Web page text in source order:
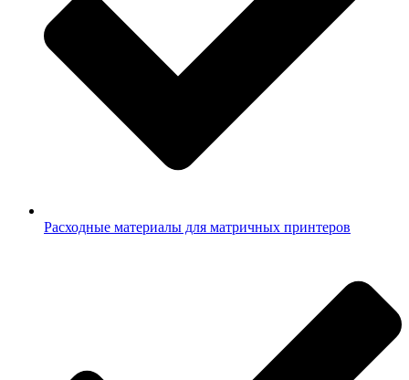
Расходные материалы для матричных принтеров